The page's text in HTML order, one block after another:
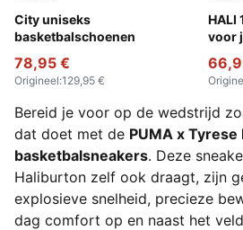
City uniseks
basketbalschoenen
Blissful Blue-Royal Sapphire
78,95 €
Origineel:129,95 €
HALI
voor
Bereid je voor op de wedstrijd
dat doet met de PUMA x
basketbalsneakers. Deze
Haliburton zelf ook draagt, zijn
explosieve snelheid, precieze
dag comfort op en naast het